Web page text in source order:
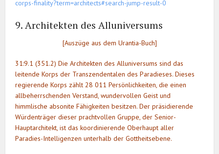
corps-finality?term=architects#search-jump-result-0
9. Architekten des Alluniversums
[Auszüge aus dem Urantia-Buch]
31:9.1 (351.2) Die Architekten des Alluniversums sind das
leitende Korps der Transzendentalen des Paradieses. Dieses
regierende Korps zählt 28 011 Persönlichkeiten, die einen
allbeherrschenden Verstand, wundervollen Geist und
himmlische absonite Fähigkeiten besitzen. Der präsidierende
Würdenträger dieser prachtvollen Gruppe, der Senior-
Hauptarchitekt, ist das koordinierende Oberhaupt aller
Paradies-Intelligenzen unterhalb der Gottheitsebene.